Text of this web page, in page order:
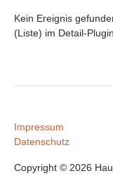
Kein Ereignis
(Liste) im Detail-Plugin
Impressum
Datenschutz
Copyright © 2026